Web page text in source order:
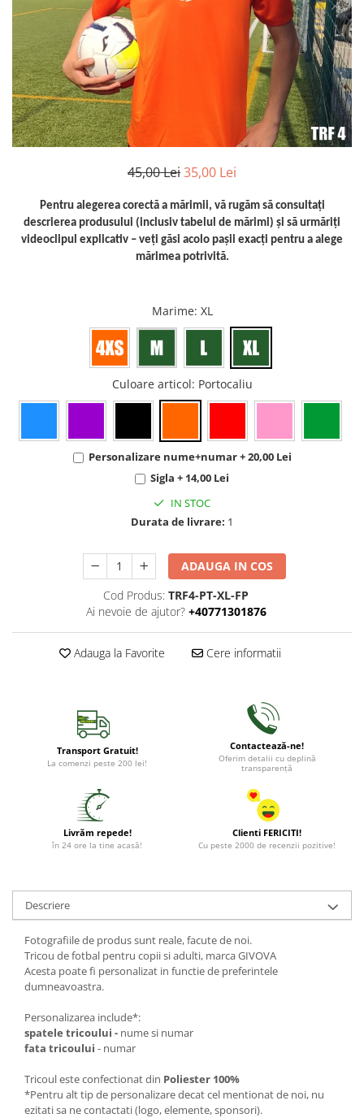
Bidoane si termosuri sportive
Sepci
Trofee
45,00 Lei35,00 Lei
Pentru alegerea corectă a mărimii, vă rugăm să consultați
descrierea produsului (inclusiv tabelul de mărimi) și să urmăriți
videoclipul explicativ – veți găsi acolo pașii exacți pentru a alege
mărimea potrivită.
Marime: XL
Culoare articol: Portocaliu
Personalizare nume+numar + 20,00 Lei
Sigla + 14,00 Lei
IN STOC
Durata de livrare: 1
ADAUGA IN COS
Cod Produs: TRF4-PT-XL-FP
Ai nevoie de ajutor? +40771301876
Adauga la Favorite Cere informatii
Transport Gratuit!
La comenzi peste 200 lei!
Contactează-ne!
Oferim detalii cu deplină
transparență
Livrăm repede!
în 24 ore la tine acasă!
Clienti FERICITI!
Cu peste 2000 de recenzii pozitive!
Descriere
Fotografiile de produs sunt reale, facute de noi.
Tricou de fotbal pentru copii si adulti, marca GIVOVA
Acesta poate fi personalizat in functie de preferintele
dumneavoastra.
Personalizarea include*:
spatele tricoului - nume si numar
fata tricoului - numar
Tricoul este confectionat din Poliester 100%
*Pentru alt tip de personalizare decat cel mentionat de noi, nu
ezitati sa ne contactati (logo, elemente, sponsori).